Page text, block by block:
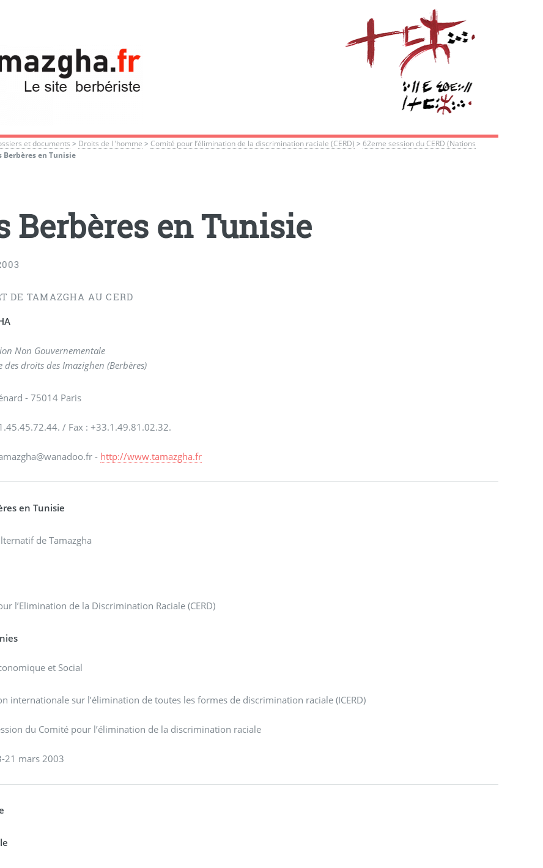
et documents > Droits de l ’homme >Comité pour l’élimination de la discrimination raciale (CERD) >62eme session du CERD (Nations
Berbères en Tunisie
Berbères en Tunisie
DE TAMAZGHA AU CERD
Non Gouvernementale
des droits des Imazighen (Berbères)
- 75014 Paris
/ Fax : +33.1.49.81.02.32.
- http://www.tamazgha.fr
en Tunisie
de Tamazgha
l’Elimination de la Discrimination Raciale (CERD)
et Social
internationale sur l’élimination de toutes les formes de discrimination raciale (ICERD)
du Comité pour l’élimination de la discrimination raciale
21 mars 2003